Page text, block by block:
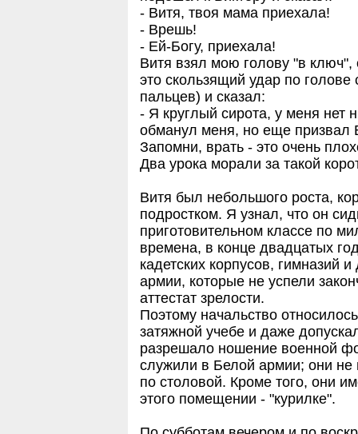
- Витя, твоя мама приехала!
- Врешь!
- Ей-Богу, приехала!
Витя взял мою голову "в ключ",
это скользящий удар по
пальцев) и сказал:
- Я круглый сирота, у меня
обманул меня, но еще призвал
Запомни, врать - это очень
Два урока морали за такой
Витя был небольшого роста,
подростком. Я узнал, что он
приготовительном классе по
времена, в конце двадцатых
кадетских корпусов,
армии, которые не успели
аттестат зрелости.
Поэтому начальство
затяжной учебе и даже
разрешало ношение военной
служили в Белой армии; они не
по столовой. Кроме того, они
этого помещении - "курилке".